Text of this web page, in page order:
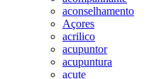
aconselhamento
Açores
acrilico
acupuntor
acupuntura
acute